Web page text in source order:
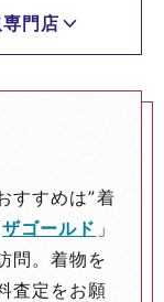
門店
すすめは”着
ザゴールド 」
問。着物を
査定をお願